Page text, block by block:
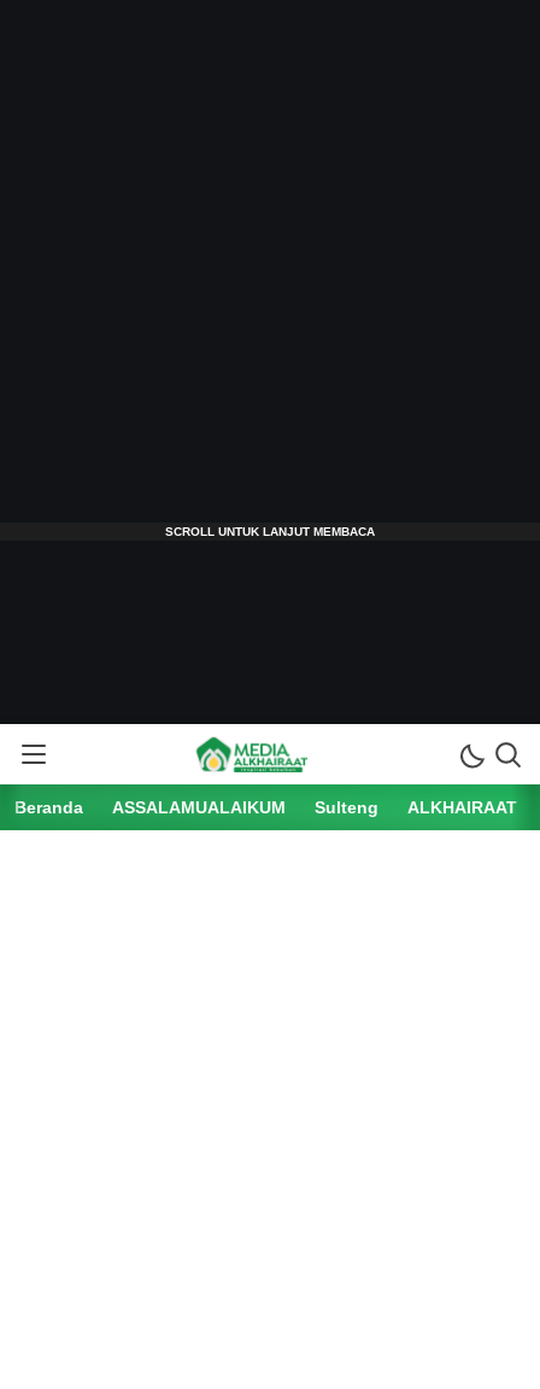
Beranda ASSALAMUALAIKUM Sulteng ALKHAIRAAT